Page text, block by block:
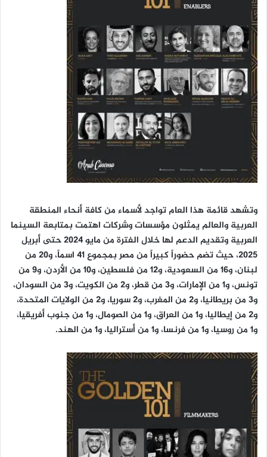
وتشهد قائمة هذا العام تواجد لأسماء من كافة أنحاء المنطقة
العربية والعالم يمثلون مؤسسات وشركات اهتمت بمتابعة السينما
العربية وتقديم الدعم لها خلال الفترة من مايو 2024 حتى أبريل
2025، حيث تضم حضوراً كبيراً من مصر بمجموع 41 اسماً، و20 من
لبنان، و16 من السعودية، و12 من فلسطين، و10 من الأردن، و9 من
تونس، و1 من الإمارات، و3 من قطر، و2 من الكويت، و3 من السودان،
و3 من بريطانيا، و2 من المغرب، و2 سوريا، و2 من الولايات المتحدة،
و2 من إيطاليا، و1 من العراق، و1 من الصومال، و1 من جنوب أفريقيا،
و1 من روسيا، و1 من فرنسا، و1 من أستراليا، و1 من الهند.